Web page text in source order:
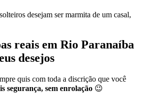
desejam ser marmita de um casal,
reais em Rio Paranaíba
desejos
quis com toda a discrição que você
segurança, sem enrolação 😉